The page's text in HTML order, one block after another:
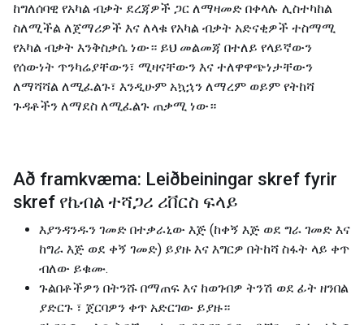
ከግለሰባዊ የአካል ብቃት ደረጃዎች ጋር ለማዛመድ በቀላሉ ሊስተካከል
ስለሚችል ለጀማሪዎች እና ለላቁ የአካል ብቃት አድናቂዎች ተስማሚ
የአካል ብቃት እንቅስቃሴ ነው። ይህ መልመጃ በተለይ የላይኛውን
የሰውነት ጥንካሬያቸውን፣ ሚዛናቸውን እና ተለዋዋጭነታቸውን
ለማሻሻል ለሚፈልጉ፣ እንዲሁም አኳኋን ለማረም ወይም የትከሻ
ጉዳቶችን ለማደስ ለሚፈልጉ ጠቃሚ ነው።
Að framkvæma: Leiðbeiningar skref fyrir
skref የኬብል ተሻጋሪ ሪቨርስ ፍላይ
እያንዳንዱን ገመድ በተቃራኒው እጅ (ከቀኝ እጅ ወደ ግራ ገመድ እና
ከግራ እጅ ወደ ቀኝ ገመድ) ይያዙ እና እግርዎ በትከሻ ስፋት ላይ ቀጥ
ብለው ይቁሙ.
ጉልበቶችዎን በትንሹ በማጠፍ እና ከወገብዎ ትንሽ ወደ ፊት ዘንበል
ያድርጉ ፣ ጀርባዎን ቀጥ አድርገው ይያዙ።